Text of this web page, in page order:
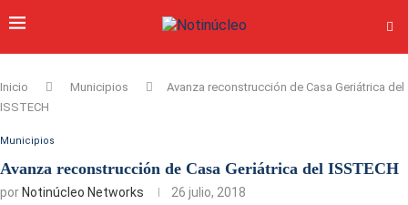
Inicio Municipios
Avanza reconstrucción de Casa Geriátrica del
ISSTECH
Municipios
Avanza reconstrucción de Casa Geriátrica del ISSTECH
por Notinúcleo Networks 26 julio, 2018